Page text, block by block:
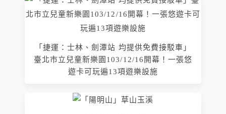
「捷運：士林、劍潭站 均提供免費接駁車」
臺北市立兒童新樂園103/12/16開幕！一張悠
遊卡可玩遍13項遊樂設施